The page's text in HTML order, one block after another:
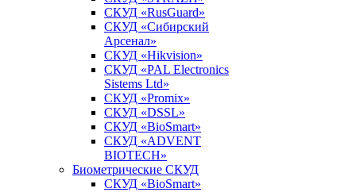
СКУД «RusGuard»
СКУД «Сибирский
Арсенал»
СКУД «Hikvision»
СКУД «PAL Electronics
Sistems Ltd»
СКУД «Promix»
СКУД «DSSL»
СКУД «BioSmart»
СКУД «ADVENT
BIOTECH»
Биометрические СКУД
СКУД «BioSmart»